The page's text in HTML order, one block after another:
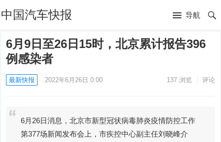
中国汽车快报 导航
6月9日至26日15时，北京累计报告396
例感染者
最新快报 2022年6月26日 0:00 137浏览 评论
6月26日消息，北京市新型冠状病毒肺炎疫情防控工作
第377场新闻发布会上，市疾控中心副主任刘晓峰介